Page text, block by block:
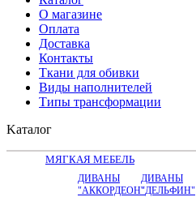
О магазине
Оплата
Доставка
Контакты
Ткани для обивки
Виды наполнителей
Типы трансформации
Kаталог
МЯГКАЯ МЕБЕЛЬ
ДИВАНЫ
"АККОРДЕОН"
ДИВАНЫ
"ДЕЛЬФИН"